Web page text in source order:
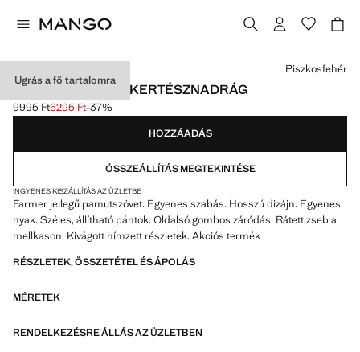
Ugrás a fő tartalomra
HÍMZETT FARMER KERTÉSZNADRÁG
Kezdeti ár áthúzva [9995 Ft ]
9995 Ft
Jelenlegi ár [6295 Ft ]
6295 Ft-37%
Válassz egy színt
Piszkosfehér
HOZZÁADÁS
ÖSSZEÁLLÍTÁS MEGTEKINTÉSE
INGYENES KISZÁLLÍTÁS AZ ÜZLETBE
Farmer jellegű pamutszövet. Egyenes szabás. Hosszú dizájn. Egyenes
nyak. Széles, állítható pántok. Oldalsó gombos záródás. Rátett zseb a
mellkason. Kivágott hímzett részletek. Akciós termék
RÉSZLETEK, ÖSSZETÉTEL ÉS ÁPOLÁS
MÉRETEK
RENDELKEZÉSRE ÁLLÁS AZ ÜZLETBEN